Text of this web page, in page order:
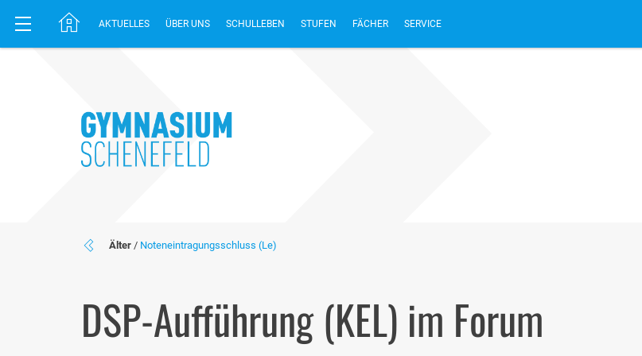
AKTUELLES ÜBER UNS SCHULLEBEN STUFEN FÄCHER SERVICE
Älter / Noteneintragungsschluss (Le)
DSP-Aufführung (KEL) im Forum